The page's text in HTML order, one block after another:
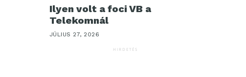
Ilyen volt a foci VB a
Telekomnál
JÚLIUS 27, 2026
HIRDETÉS